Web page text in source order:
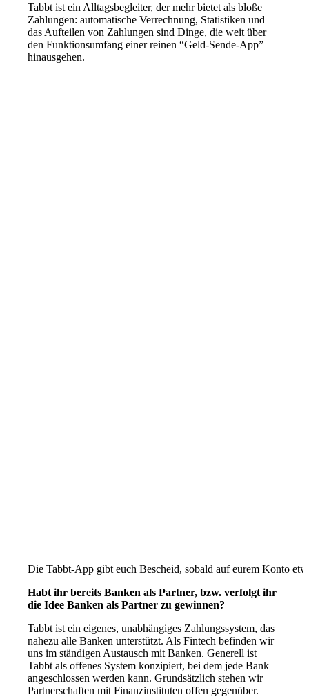
Tabbt ist ein Alltagsbegleiter, der mehr bietet als bloße
Zahlungen: automatische Verrechnung, Statistiken und
das Aufteilen von Zahlungen sind Dinge, die weit über
den Funktionsumfang einer reinen “Geld-Sende-App”
hinausgehen.
Die Tabbt-App gibt euch Bescheid, sobald auf eurem Konto
Habt ihr bereits Banken als Partner, bzw. verfolgt ihr
die Idee Banken als Partner zu gewinnen?
Tabbt ist ein eigenes, unabhängiges Zahlungssystem, das
nahezu alle Banken unterstützt. Als Fintech befinden wir
uns im ständigen Austausch mit Banken. Generell ist
Tabbt als offenes System konzipiert, bei dem jede Bank
angeschlossen werden kann. Grundsätzlich stehen wir
Partnerschaften mit Finanzinstituten offen gegenüber.